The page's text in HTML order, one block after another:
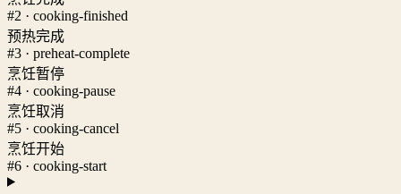
#2 · cooking-finished
预热完成
#3 · preheat-complete
烹饪暂停
#4 · cooking-pause
烹饪取消
#5 · cooking-cancel
烹饪开始
#6 · cooking-start